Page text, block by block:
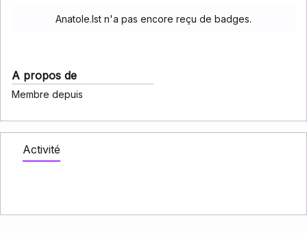
Anatole.lst n'a pas encore reçu de badges.
A propos de
Membre depuis
Activité